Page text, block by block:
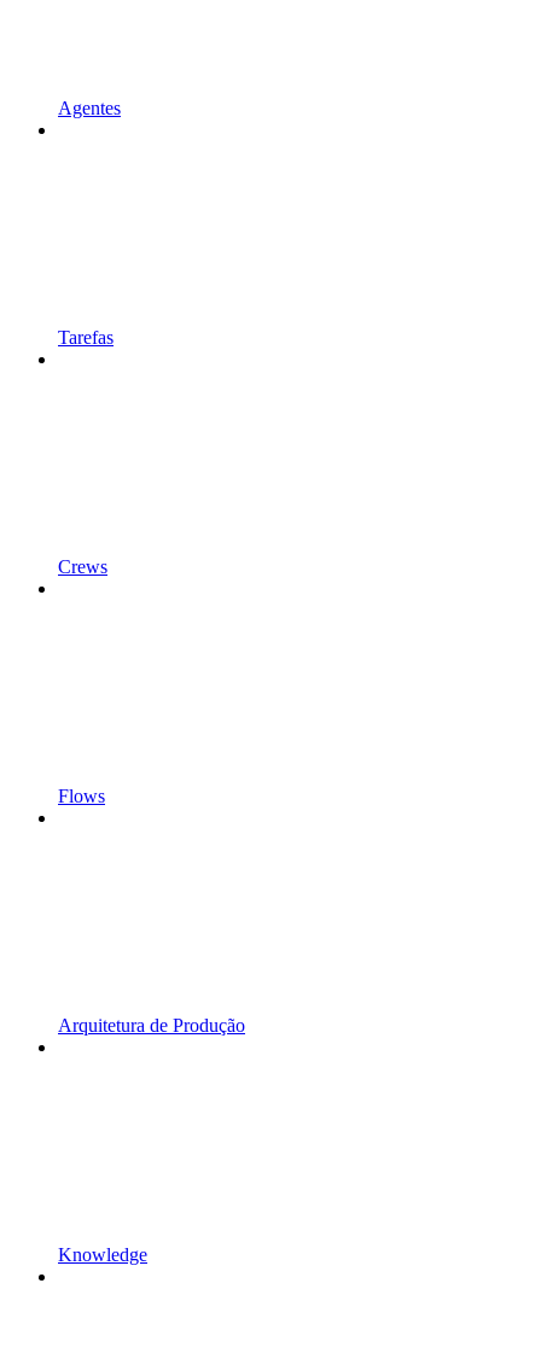
Agentes
Tarefas
Crews
Flows
Arquitetura de Produção
Knowledge